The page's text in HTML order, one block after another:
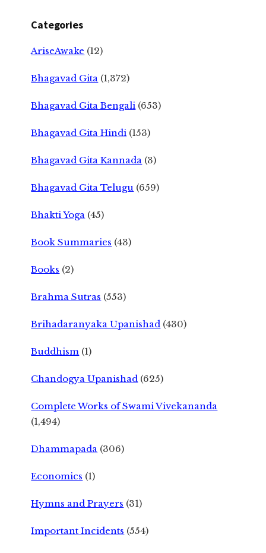
Categories
AriseAwake (12)
Bhagavad Gita (1,372)
Bhagavad Gita Bengali (653)
Bhagavad Gita Hindi (153)
Bhagavad Gita Kannada (3)
Bhagavad Gita Telugu (659)
Bhakti Yoga (45)
Book Summaries (43)
Books (2)
Brahma Sutras (553)
Brihadaranyaka Upanishad (430)
Buddhism (1)
Chandogya Upanishad (625)
Complete Works of Swami Vivekananda
(1,494)
Dhammapada (306)
Economics (1)
Hymns and Prayers (31)
Important Incidents (554)